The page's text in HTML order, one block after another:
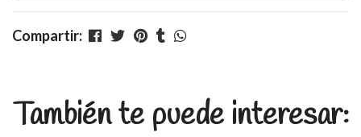
Compartir:
También te puede interesar: